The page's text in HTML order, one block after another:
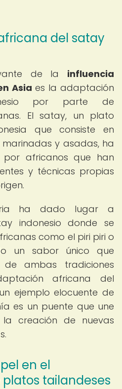
del satay
de la influencia
Asia es la adaptación
por parte de
El satay, un plato
que consiste en
y asadas, ha
por africanos que han
y técnicas propias
ha dado lugar a
indonesio donde se
como el piri piri o
un sabor único que
ambas tradiciones
africana del
ejemplo elocuente de
es un puente que une
creación de nuevas
en el
tailandeses